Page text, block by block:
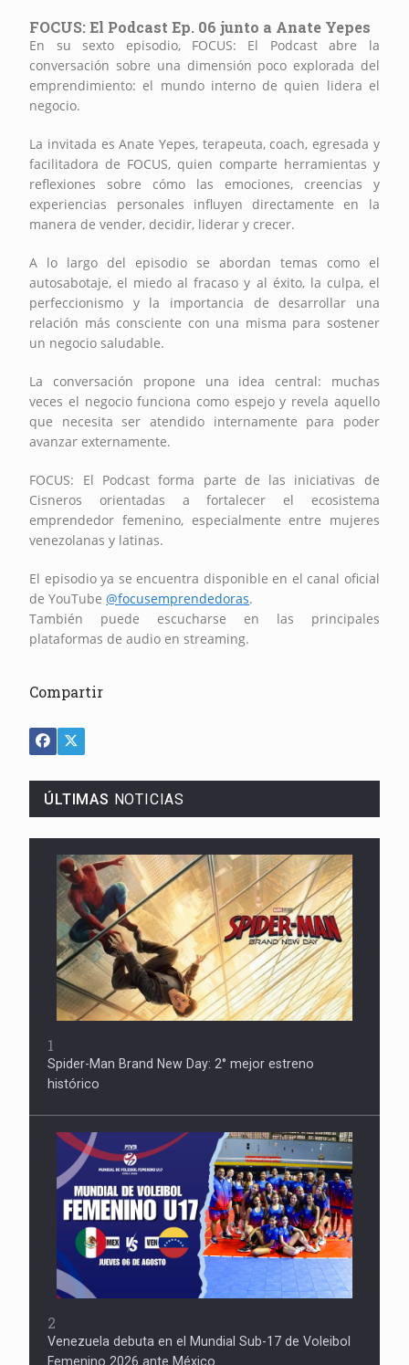
FOCUS: El Podcast Ep. 06 junto a Anate Yepes
En su sexto episodio, FOCUS: El Podcast abre la
conversación sobre una dimensión poco explorada del
emprendimiento: el mundo interno de quien lidera el
negocio.
La invitada es Anate Yepes, terapeuta, coach, egresada y
facilitadora de FOCUS, quien comparte herramientas y
reflexiones sobre cómo las emociones, creencias y
experiencias personales influyen directamente en la
manera de vender, decidir, liderar y crecer.
A lo largo del episodio se abordan temas como el
autosabotaje, el miedo al fracaso y al éxito, la culpa, el
perfeccionismo y la importancia de desarrollar una
relación más consciente con una misma para sostener
un negocio saludable.
La conversación propone una idea central: muchas
veces el negocio funciona como espejo y revela aquello
que necesita ser atendido internamente para poder
avanzar externamente.
FOCUS: El Podcast forma parte de las iniciativas de
Cisneros orientadas a fortalecer el ecosistema
emprendedor femenino, especialmente entre mujeres
venezolanas y latinas.
El episodio ya se encuentra disponible en el canal oficial
de YouTube@focusemprendedoras.
También puede escucharse en las principales
plataformas de audio en streaming.
Compartir
ÚLTIMAS NOTICIAS
1
Spider-Man Brand New Day: 2° mejor estreno
histórico
2
Venezuela debuta en el Mundial Sub-17 de Voleibol
Femenino 2026 ante México